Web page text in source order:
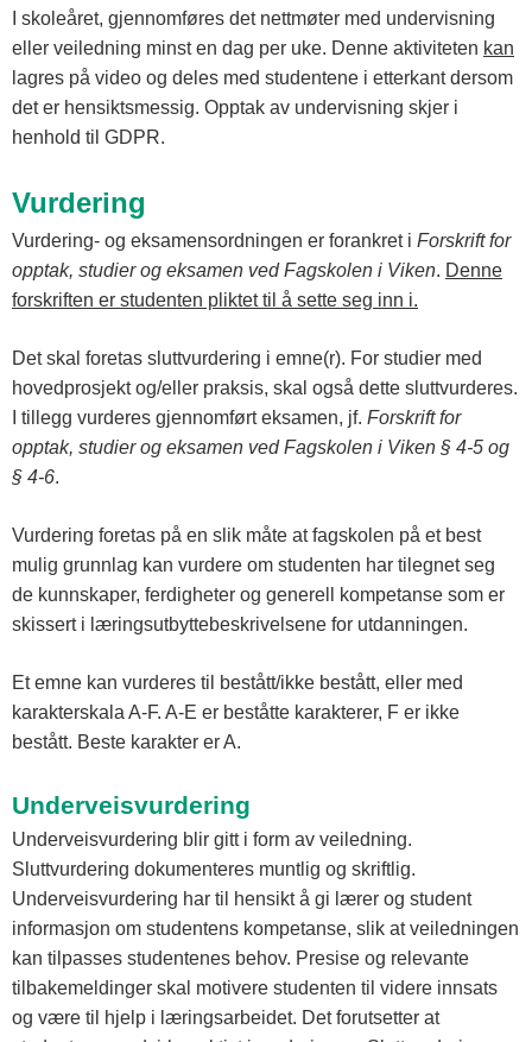
I skoleåret, gjennomføres det nettmøter med undervisning
eller veiledning minst en dag per uke. Denne aktiviteten kan
lagres på video og deles med studentene i etterkant dersom
det er hensiktsmessig. Opptak av undervisning skjer i
henhold til GDPR.
Vurdering
Vurdering- og eksamensordningen er forankret i Forskrift for
opptak, studier og eksamen ved Fagskolen i Viken. Denne
forskriften er studenten pliktet til å sette seg inn i.
Det skal foretas sluttvurdering i emne(r). For studier med
hovedprosjekt og/eller praksis, skal også dette sluttvurderes.
I tillegg vurderes gjennomført eksamen, jf. Forskrift for
opptak, studier og eksamen ved Fagskolen i Viken § 4-5 og
§ 4-6.
Vurdering foretas på en slik måte at fagskolen på et best
mulig grunnlag kan vurdere om studenten har tilegnet seg
de kunnskaper, ferdigheter og generell kompetanse som er
skissert i læringsutbyttebeskrivelsene for utdanningen.
Et emne kan vurderes til bestått/ikke bestått, eller med
karakterskala A-F. A-E er beståtte karakterer, F er ikke
bestått. Beste karakter er A.
Underveisvurdering
Underveisvurdering blir gitt i form av veiledning.
Sluttvurdering dokumenteres muntlig og skriftlig.
Underveisvurdering har til hensikt å gi lærer og student
informasjon om studentens kompetanse, slik at veiledningen
kan tilpasses studentenes behov. Presise og relevante
tilbakemeldinger skal motivere studenten til videre innsats
og være til hjelp i læringsarbeidet. Det forutsetter at